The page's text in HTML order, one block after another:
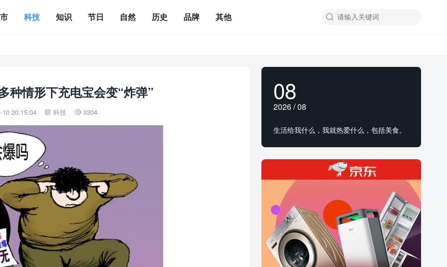

科技 知识 节日 自然 历史 品牌 其他
种情形下充电宝会变“炸弹”
10 20:15:04  科技  3304
08
2026 / 08
生活给我什么，我就热爱什么，包括美食。